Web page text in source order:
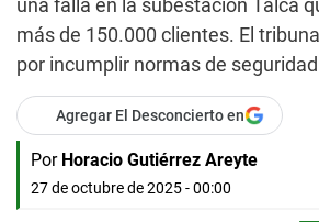
una falla en la subestación Talca
más de 150.000 clientes. El
por incumplir normas de
Agregar El Desconcierto en
Por Horacio Gutiérrez Areyte
27 de octubre de 2025 - 00:00